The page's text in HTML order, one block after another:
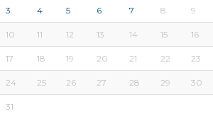
3 4 5 6 7 8 9
10 11 12 13 14 15 16
17 18 19 20 21 22 23
24 25 26 27 28 29 30
31